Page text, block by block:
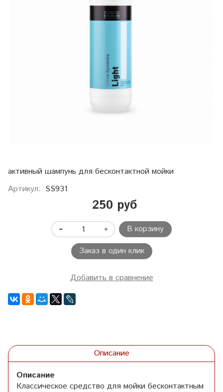
активный шампунь для бесконтактной мойки
Артикул: SS931
250 руб
В корзину
Заказ в один клик
Добавить в сравнение
Описание
Описание
Классическое средство для мойки бесконтактным